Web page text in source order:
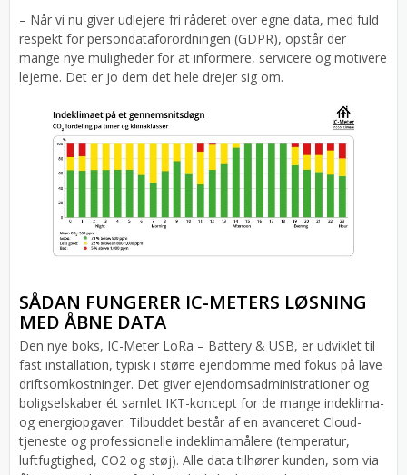
– Når vi nu giver udlejere fri råderet over egne data, med fuld
respekt for persondataforordningen (GDPR), opstår der
mange nye muligheder for at informere, servicere og motivere
lejerne. Det er jo dem det hele drejer sig om.
SÅDAN FUNGERER IC-METERS LØSNING
MED ÅBNE DATA
Den nye boks, IC-Meter LoRa – Battery & USB, er udviklet til
fast installation, typisk i større ejendomme med fokus på lave
driftsomkostninger. Det giver ejendomsadministrationer og
boligselskaber ét samlet IKT-koncept for de mange indeklima-
og energiopgaver. Tilbuddet består af en avanceret Cloud-
tjeneste og professionelle indeklimamålere (temperatur,
luftfugtighed, CO2 og støj). Alle data tilhører kunden, som via